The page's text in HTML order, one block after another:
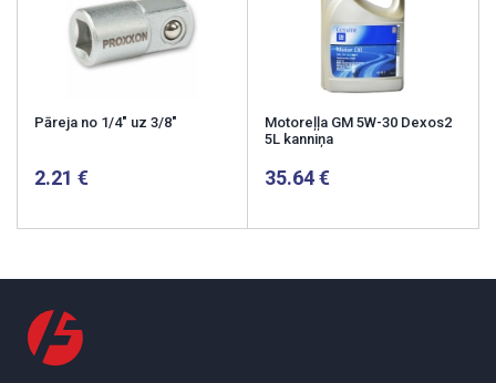
Pāreja no 1/4" uz 3/8"
2.21
Motoreļļa GM 5W-30 Dexos2
5L kanniņa
35.64